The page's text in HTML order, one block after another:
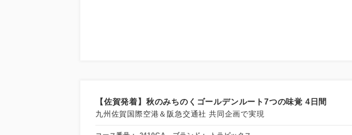
【佐賀発着】秋のみちのくゴールデンルート7つの味覚 4日間
九州佐賀国際空港＆阪急交通社 共同企画で実現